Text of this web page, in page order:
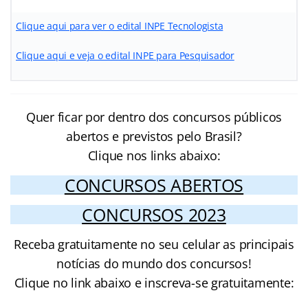
Clique aqui para ver o edital INPE Tecnologista
Clique aqui e veja o edital INPE para Pesquisador
Quer ficar por dentro dos concursos públicos
abertos e previstos pelo Brasil?
Clique nos links abaixo:
CONCURSOS ABERTOS
CONCURSOS 2023
Receba gratuitamente no seu celular as principais
notícias do mundo dos concursos!
Clique no link abaixo e inscreva-se gratuitamente: